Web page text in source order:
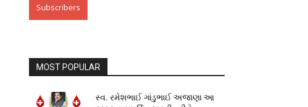
Subscribers
MOST POPULAR
સ્વ. રમેશભાઈ ગાંડુભાઈ અજાણા આ